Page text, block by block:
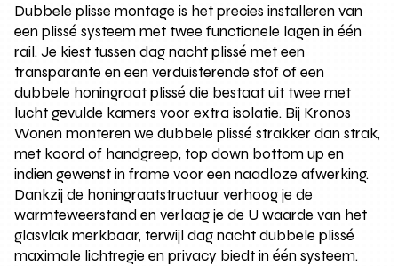
Dubbele plisse montage is het precies installeren van
een plissé systeem met twee functionele lagen in één
rail. Je kiest tussen dag nacht plissé met een
transparante en een verduisterende stof of een
dubbele honingraat plissé die bestaat uit twee met
lucht gevulde kamers voor extra isolatie. Bij Kronos
Wonen monteren we dubbele plissé strakker dan strak,
met koord of handgreep, top down bottom up en
indien gewenst in frame voor een naadloze afwerking.
Dankzij de honingraatstructuur verhoog je de
warmteweerstand en verlaag je de U waarde van het
glasvlak merkbaar, terwijl dag nacht dubbele plissé
maximale lichtregie en privacy biedt in één systeem.